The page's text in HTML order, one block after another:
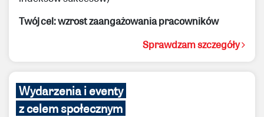
Twój cel: wzrost zaangażowania pracowników
Sprawdzam szczegóły
Wydarzenia i eventy
z celem społecznym